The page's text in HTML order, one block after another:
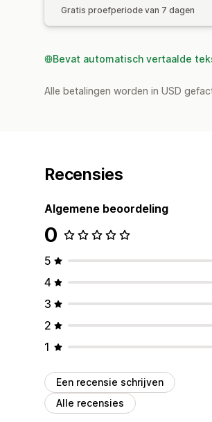
Gratis proefperiode van 7 dagen
Bevat automatisch vertaalde
Alle betalingen worden in USD
Recensies
Algemene beoordeling
0
5
4
3
2
1
Een recensie schrijven
Alle recensies